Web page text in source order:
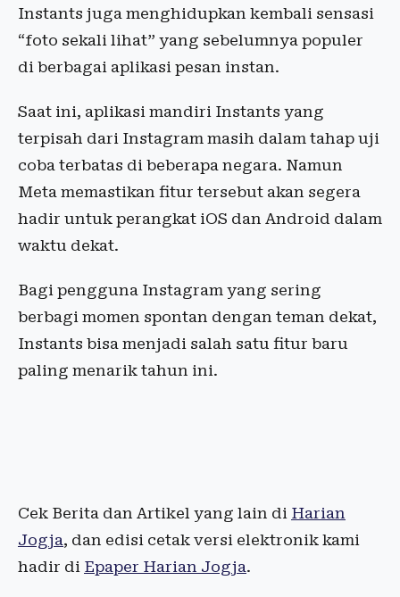
Instants juga menghidupkan kembali sensasi
“foto sekali lihat” yang sebelumnya populer
di berbagai aplikasi pesan instan.
Saat ini, aplikasi mandiri Instants yang
terpisah dari Instagram masih dalam tahap uji
coba terbatas di beberapa negara. Namun
Meta memastikan fitur tersebut akan segera
hadir untuk perangkat iOS dan Android dalam
waktu dekat.
Bagi pengguna Instagram yang sering
berbagi momen spontan dengan teman dekat,
Instants bisa menjadi salah satu fitur baru
paling menarik tahun ini.
Cek Berita dan Artikel yang lain di Harian
Jogja, dan edisi cetak versi elektronik kami
hadir di Epaper Harian Jogja.